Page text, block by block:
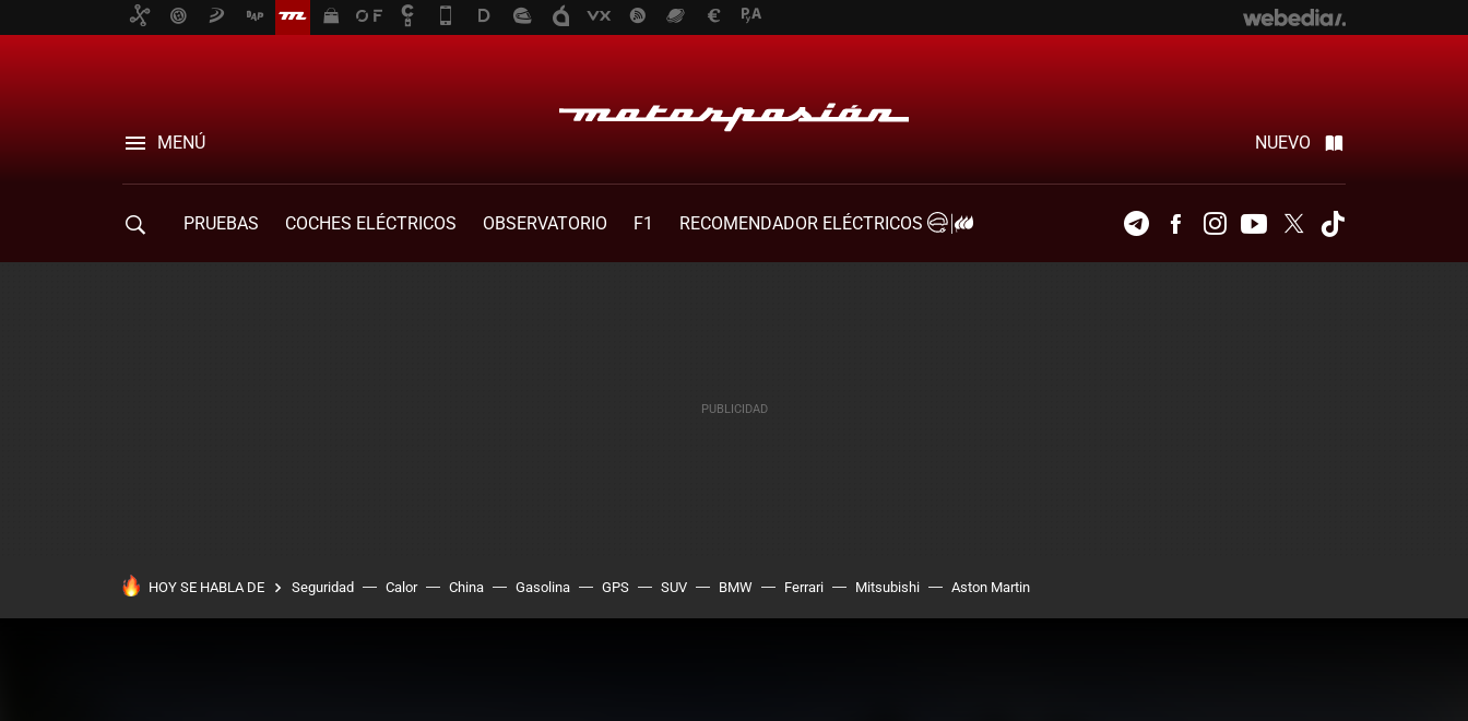
MENÚ NUEVO
PRUEBAS COCHES ELÉCTRICOS OBSERVATORIO F1
RECOMENDADOR ELÉCTRICOS
TelegramFacebookInstagramYoutubeTwitter
HOY SE HABLA DE Seguridad Calor China Gasolina GPS SUV BMW Ferrari Mitsubishi Aston Martin